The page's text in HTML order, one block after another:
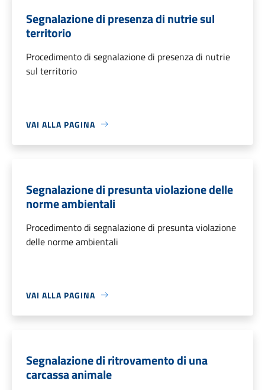
Segnalazione di presenza di nutrie sul
territorio
Procedimento di segnalazione di presenza di nutrie
sul territorio
VAI ALLA PAGINA
Segnalazione di presunta violazione delle
norme ambientali
Procedimento di segnalazione di presunta violazione
delle norme ambientali
VAI ALLA PAGINA
Segnalazione di ritrovamento di una
carcassa animale